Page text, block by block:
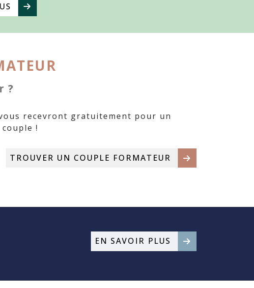
?
recevront gratuitement pour un
!
TROUVER UN COUPLE FORMATEUR
EN SAVOIR PLUS